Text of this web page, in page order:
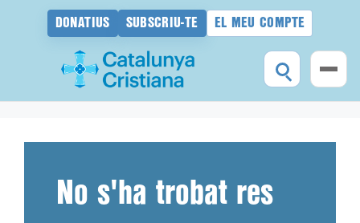
DONATIUS SUBSCRIU-TE EL MEU COMPTE
No s'ha trobat res